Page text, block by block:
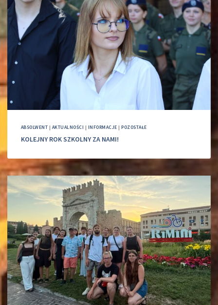
ABSOLWENT | AKTUALNOŚCI | INFORMACJE |POZOSTAŁE
KOLEJNY ROK SZKOLNY ZA NAMI!